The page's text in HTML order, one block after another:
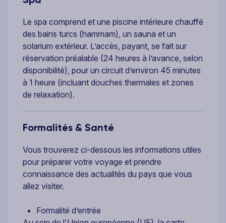
Le spa comprend et une piscine intérieure chauffé
des bains turcs (hammam), un sauna et un
solarium extérieur. L’accès, payant, se fait sur
réservation préalable (24 heures à l’avance, selon
disponibilité), pour un circuit d’environ 45 minutes
à 1 heure (incluant douches thermales et zones
de relaxation).
Formalités & Santé
Vous trouverez ci-dessous les informations utiles
pour préparer votre voyage et prendre
connaissance des actualités du pays que vous
allez visiter.
Formalité d’entrée